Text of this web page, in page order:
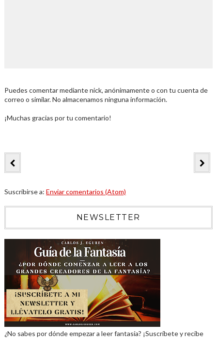
Puedes comentar mediante nick, anónimamente o con tu cuenta de
correo o similar. No almacenamos ninguna información.
¡Muchas gracias por tu comentario!
Suscribirse a: Enviar comentarios (Atom)
NEWSLETTER
¿No sabes por dónde empezar a leer fantasía? ¡Suscríbete y recibe